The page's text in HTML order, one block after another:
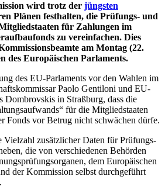
wird trotz der jüngsten
Plänen festhalten, die Prüfungs- und
für Zahlungen im
zu vereinfachen. Dies
am Montag (22.
des Europäischen Parlaments.
des EU-Parlaments vor den Wahlen im
Paolo Gentiloni und EU-
Dombrovskis in Straßburg, dass die
für die Mitgliedstaaten
Fonds vor Betrug nicht schwächen dürfe.
Vielzahl zusätzlicher Daten für Prüfungs-
die von verschiedenen Behörden
dem Europäischen
der Kommission selbst durchgeführt